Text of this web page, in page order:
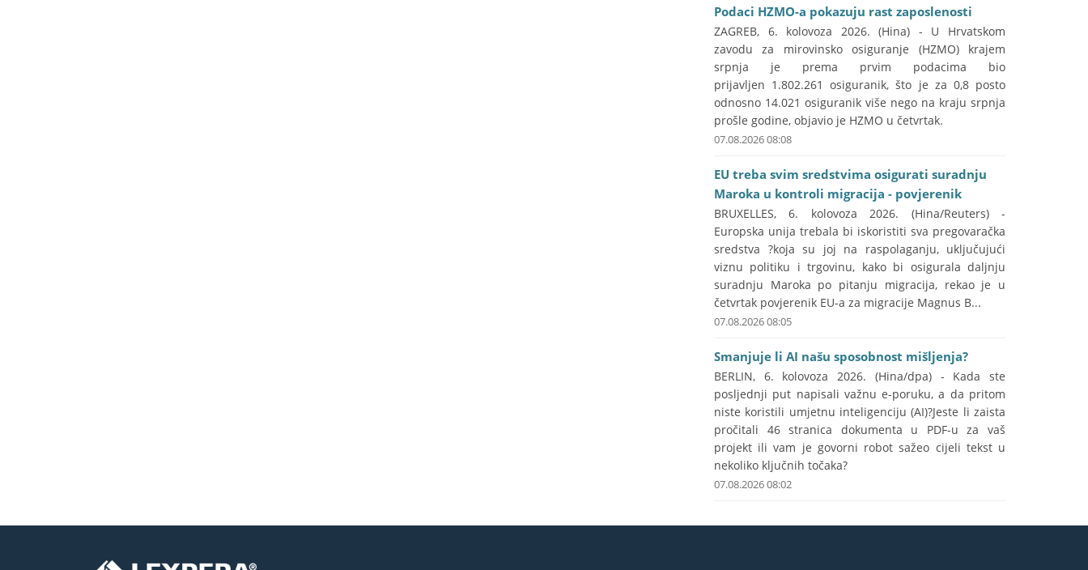
Podaci HZMO-a pokazuju rast zaposlenosti
ZAGREB, 6. kolovoza 2026. (Hina) - U Hrvatskom
zavodu za mirovinsko osiguranje (HZMO) krajem
srpnja je prema prvim podacima bio
prijavljen 1.802.261 osiguranik, što je za 0,8 posto
odnosno 14.021 osiguranik više nego na kraju srpnja
prošle godine, objavio je HZMO u četvrtak.
07.08.2026 08:08
EU treba svim sredstvima osigurati suradnju
Maroka u kontroli migracija - povjerenik
BRUXELLES, 6. kolovoza 2026. (Hina/Reuters) -
Europska unija trebala bi iskoristiti sva pregovaračka
sredstva ?koja su joj na raspolaganju, uključujući
viznu politiku i trgovinu, kako bi osigurala daljnju
suradnju Maroka po pitanju migracija, rekao je u
četvrtak povjerenik EU-a za migracije Magnus B...
07.08.2026 08:05
Smanjuje li AI našu sposobnost mišljenja?
BERLIN, 6. kolovoza 2026. (Hina/dpa) - Kada ste
posljednji put napisali važnu e-poruku, a da pritom
niste koristili umjetnu inteligenciju (AI)?Jeste li zaista
pročitali 46 stranica dokumenta u PDF-u za vaš
projekt ili vam je govorni robot sažeo cijeli tekst u
nekoliko ključnih točaka?
07.08.2026 08:02